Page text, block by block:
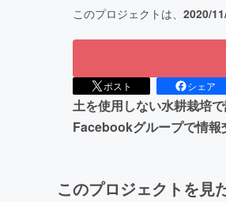
このプロジェクトは、 2020/
ポスト シェア
土を使用しない水耕栽培
Facebookグループで情報
このプロジェクトを見